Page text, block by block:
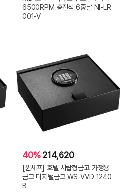
6500RPM 충전식 6중날 NI-LR
001-V
40%214,620
[윈세프] 호텔 서랍형금고 가정용
금고 디지털금고 WS-VVD 1240
B